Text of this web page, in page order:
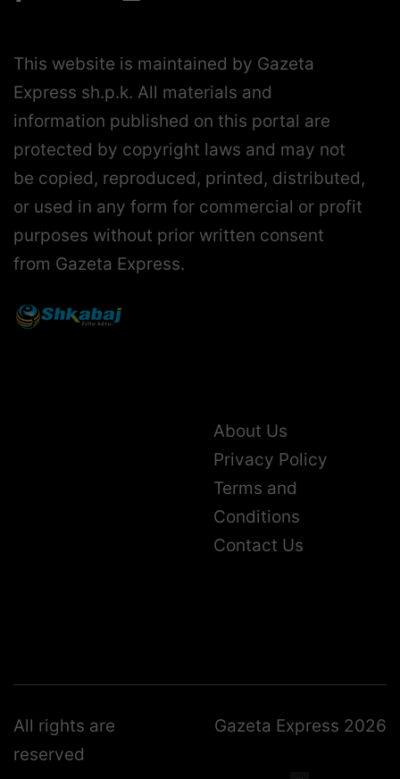
This website is maintained by Gazeta
Express sh.p.k. All materials and
information published on this portal are
protected by copyright laws and may not
be copied, reproduced, printed, distributed,
or used in any form for commercial or profit
purposes without prior written consent
from Gazeta Express.
About Us
Privacy Policy
Terms and
Conditions
Contact Us
All rights are
reserved
Gazeta Express 2026